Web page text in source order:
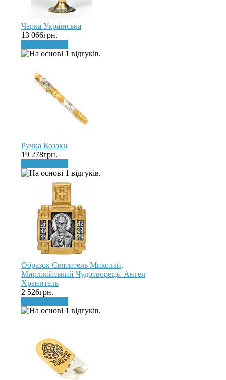
Чарка Українська
13 066грн.
Ручка Козаки
19 278грн.
Образок Святитель Миколай,
Мирлікійський Чудотворець. Ангел
Хранитель
2 526грн.